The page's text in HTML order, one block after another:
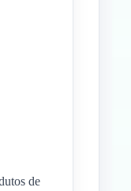
de